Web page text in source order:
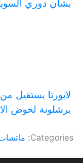
بشأن دوري
لابورتا يستقيل
برشلونة لخوض
Categories: